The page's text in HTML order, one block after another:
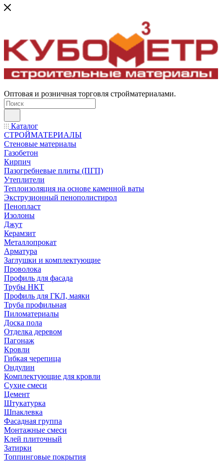
Оптовая и розничная торговля стройматериалами.
Каталог
СТРОЙМАТЕРИАЛЫ
Стеновые материалы
Газобетон
Кирпич
Пазогребневые плиты (ПГП)
Утеплители
Теплоизоляция на основе каменной ваты
Экструзионный пенополистирол
Пенопласт
Изолоны
Джут
Керамзит
Металлопрокат
Арматура
Заглушки и комплектующие
Проволока
Профиль для фасада
Трубы НКТ
Профиль для ГКЛ, маяки
Труба профильная
Пиломатериалы
Доска пола
Отделка деревом
Пагонаж
Кровли
Гибкая черепица
Ондулин
Комплектующие для кровли
Сухие смеси
Цемент
Штукатурка
Шпаклевка
Фасадная группа
Монтажные смеси
Клей плиточный
Затирки
Топпинговые покрытия